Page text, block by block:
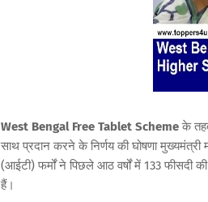
West Bengal Free Tablet Scheme के
साथ प्रदान करने के निर्णय की घोषणा मुख्यमंत्री
(आईटी) फर्मों ने पिछले आठ वर्षों में 133 फीसदी
हैं।